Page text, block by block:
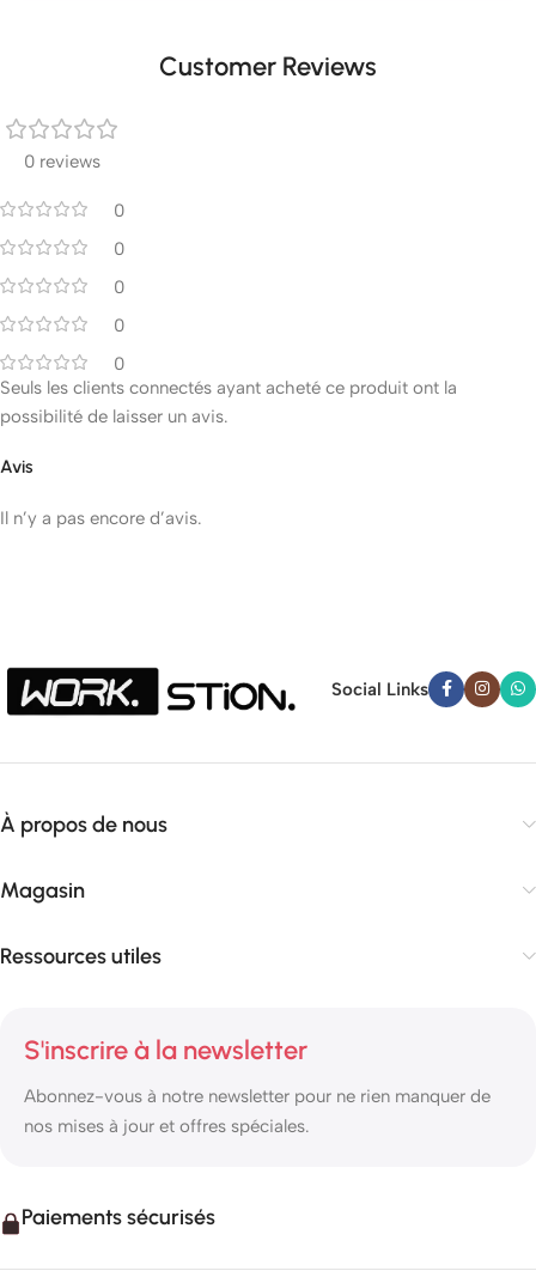
Customer Reviews
0 reviews
0
0
0
0
0
Avis
Il n’y a pas encore d’avis.
Seuls les clients connectés ayant acheté ce produit ont la
possibilité de laisser un avis.
Social Links
À propos de nous
Magasin
Ressources utiles
S'inscrire à la newsletter
Abonnez-vous à notre newsletter pour ne rien manquer de
nos mises à jour et offres spéciales.
Paiements sécurisés